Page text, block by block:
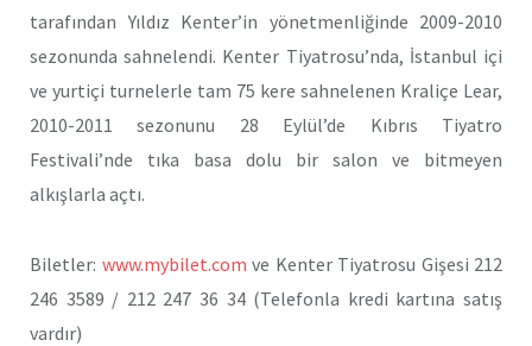
tarafından Yıldız Kenter’in yönetmenliğinde 2009-2010
sezonunda sahnelendi. Kenter Tiyatrosu’nda, İstanbul içi
ve yurtiçi turnelerle tam 75 kere sahnelenen Kraliçe Lear,
2010-2011 sezonunu 28 Eylül’de Kıbrıs Tiyatro
Festivali’nde tıka basa dolu bir salon ve bitmeyen
alkışlarla açtı.
Biletler: www.mybilet.com ve Kenter Tiyatrosu Gişesi 212
246 3589 / 212 247 36 34 (Telefonla kredi kartına satış
vardır)